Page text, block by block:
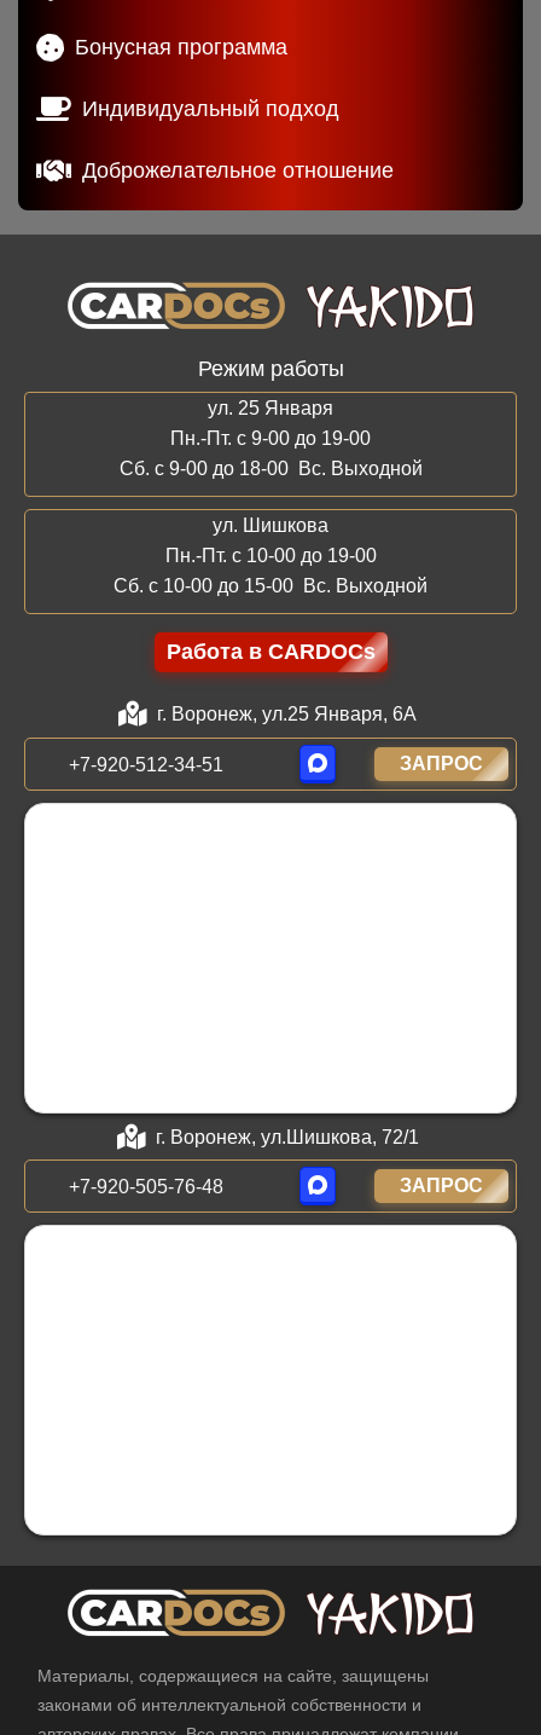
Бонусная программа
Индивидуальный подход
Доброжелательное отношение
Режим работы
ул. 25 Января
Пн.-Пт. с 9-00 до 19-00
Сб. с 9-00 до 18-00 Вс. Выходной
ул. Шишкова
Пн.-Пт. с 10-00 до 19-00
Сб. с 10-00 до 15-00 Вс. Выходной
Работа в CARDOCs
г. Воронеж, ул.25 Января, 6А
+7-920-512-34-51 ЗАПРОС
г. Воронеж, ул.Шишкова, 72/1
+7-920-505-76-48 ЗАПРОС
Материалы, содержащиеся на сайте, защищены
законами об интеллектуальной собственности и